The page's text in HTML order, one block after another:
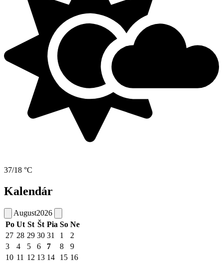
37/18 °C
Kalendár
August2026
Po Ut St Št Pia So Ne
27 28 29 30 31 1
2
3
4 5 6 7 8
9
10 11 12 13 14 15 16